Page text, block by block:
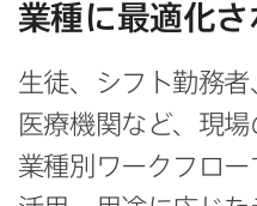
業種に​最適化
生徒、​シフト勤務
医療機関など、​現
業種別ワークフロー